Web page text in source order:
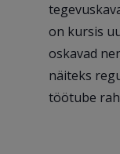
on kursis
oskavad
näiteks
töötube